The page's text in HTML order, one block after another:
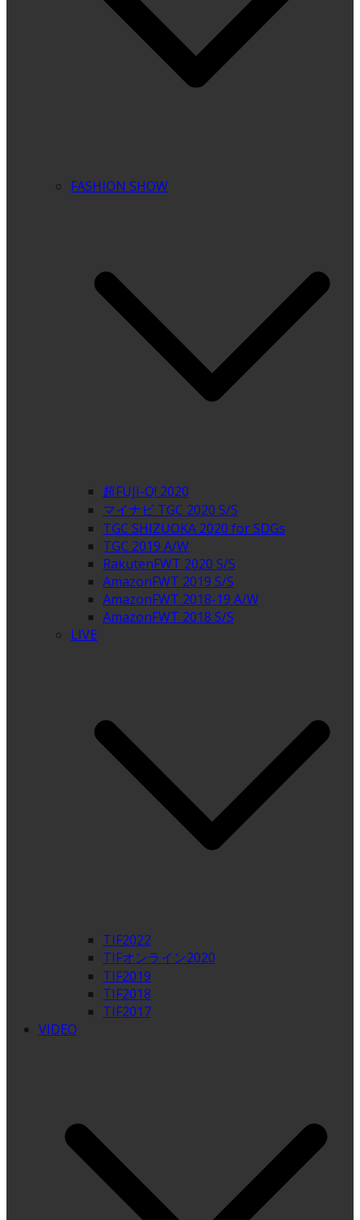
FASHION SHOW
超FUJI-Q! 2020
マイナビ TGC 2020 S/S
TGC SHIZUOKA 2020 for SDGs
TGC 2019 A/W
RakutenFWT 2020 S/S
AmazonFWT 2019 S/S
AmazonFWT 2018-19 A/W
AmazonFWT 2018 S/S
LIVE
TIF2022
TIFオンライン2020
TIF2019
TIF2018
TIF2017
VIDEO